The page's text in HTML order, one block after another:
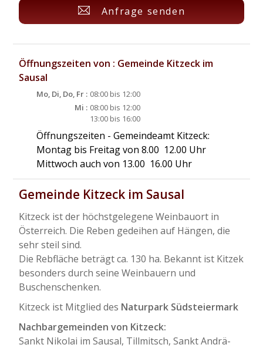
Anfrage senden
Öffnungszeiten von : Gemeinde Kitzeck im
Sausal
Mo, Di, Do, Fr : 08:00 bis 12:00
Mi : 08:00 bis 12:00
13:00 bis 16:00
Öffnungszeiten - Gemeindeamt Kitzeck:
Montag bis Freitag von 8.00  12.00 Uhr
Mittwoch auch von 13.00  16.00 Uhr
Gemeinde Kitzeck im Sausal
Kitzeck ist der höchstgelegene Weinbauort in
Österreich. Die Reben gedeihen auf Hängen, die
sehr steil sind.
Die Rebfläche beträgt ca. 130 ha. Bekannt ist Kitzek
besonders durch seine Weinbauern und
Buschenschenken.
Kitzeck ist Mitglied des Naturpark Südsteiermark
Nachbargemeinden von Kitzeck:
Sankt Nikolai im Sausal, Tillmitsch, Sankt Andrä-